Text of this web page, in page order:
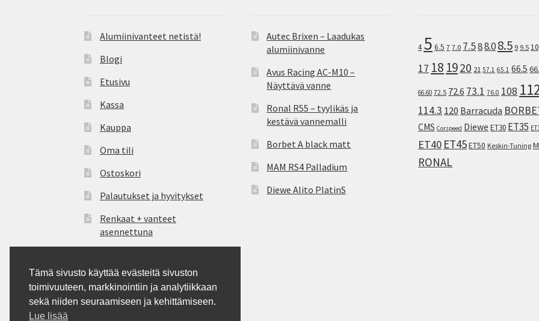
Alumiinivanteet netistä!
Blogi
Etusivu
Kassa
Kauppa
Oma tili
Ostoskori
Palautukset ja hyvitykset
Renkaat + vanteet
asennettuna
Tilauksen peruutus
Tilausohjeet
Autec Brixen – Laadukas
alumiinivanne
Avus Racing AC-M10 –
Näyttävä vanne
Ronal R55 – tyylikäs ja
kestävä vannemalli
Borbet A black matt
MAM RS4 Palladium
Diewe Alito PlatinS
4 5 6.5 7 7.0 7.588.08.5 9 9.5
17 18 1920 21 57.1 65.1 66.5
66.60 72.5 72.6 73.1 76.0 108
114.3 120 Barracuda
CMS Corspeed Diewe ET30 ET35
ET40 ET45ET50 Keskin-Tuning
RONAL
Tämä sivusto käyttää evästeitä sivuston
toimivuuteen, markkinointiin ja analytiikkaan
sekä niiden seuraamiseen ja kehittämiseen.
Lue lisää